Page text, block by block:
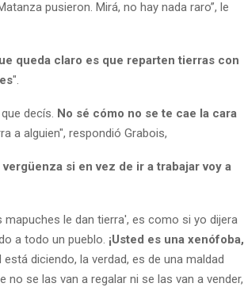
pusieron. Mirá, no hay nada raro”, le
queda claro es que reparten tierras con
".
decís. No sé cómo no se te cae la cara
a alguien", respondió Grabois,
si en vez de ir a trabajar voy a
le dan tierra', es como si yo dijera
a todo un pueblo. ¡Usted es una xenófoba,
está diciendo, la verdad, es de una maldad
no se las van a regalar ni se las van a vender,